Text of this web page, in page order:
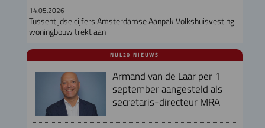
14.05.2026
Tussentijdse cijfers Amsterdamse Aanpak Volkshuisvesting:
woningbouw trekt aan
NUL20 NIEUWS
Armand van de Laar per 1
september aangesteld als
secretaris-directeur MRA